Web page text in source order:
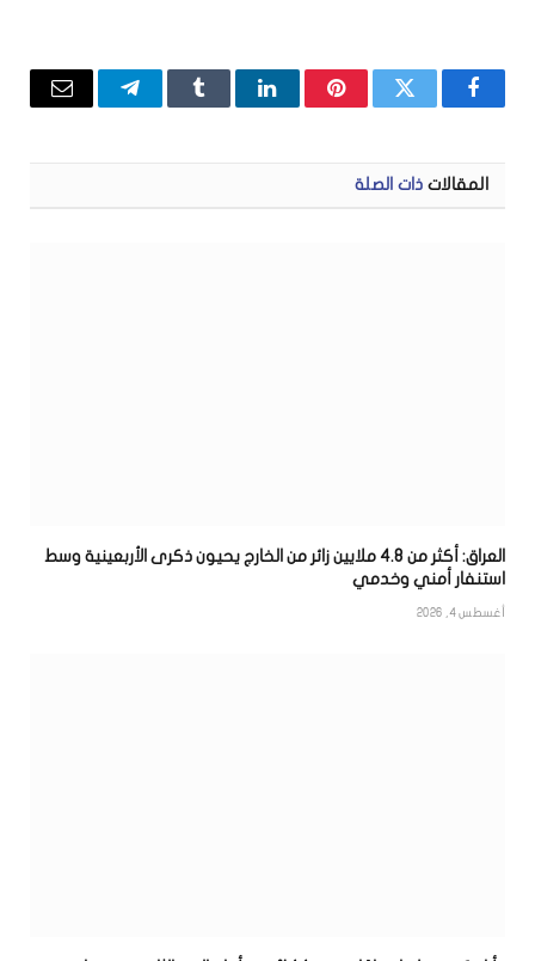
فيسبوكتويتر بينتيريستلينكدإنTumblrتيلقرامالبريد
المقالات ذات الصلة
العراق: أكثر من 4.8 ملايين زائر من الخارج يحيون ذكرى الأربعينية وسط
استنفار أمني وخدمي
أغسطس 4, 2026